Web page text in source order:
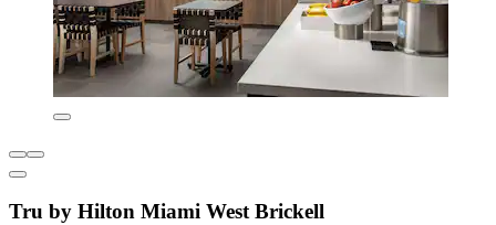
Tru by Hilton Miami West Brickell